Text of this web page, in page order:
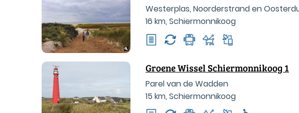
Westerplas, Noorderstrand en
16 km, Schiermonnikoog
Groene Wissel Schiermonnikoog 1
Parel van de Wadden
15 km, Schiermonnikoog